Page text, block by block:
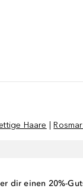
Haare |
dir einen 20%-